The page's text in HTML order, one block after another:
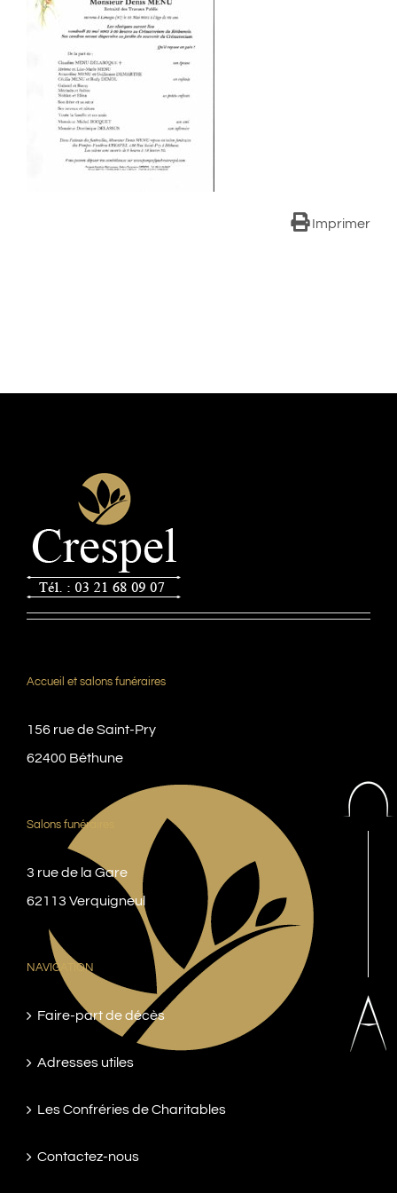
Imprimer
Accueil et salons funéraires
156 rue de Saint-Pry
62400 Béthune
Salons funéraires
3 rue de la Gare
62113 Verquigneul
NAVIGATION
Faire-part de décès
Adresses utiles
Les Confréries de Charitables
Contactez-nous